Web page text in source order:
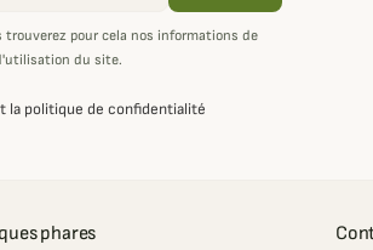
pour cela nos informations de
du site.
la politique de confidentialité
phares